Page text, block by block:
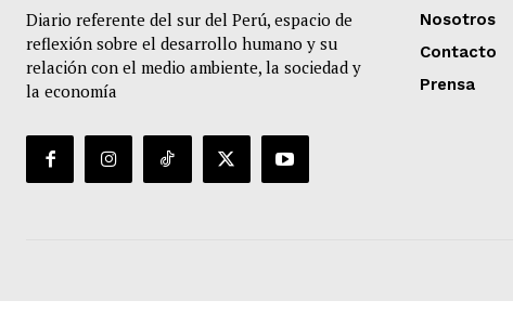
Diario referente del sur del Perú, espacio de
reflexión sobre el desarrollo humano y su
relación con el medio ambiente, la sociedad y
la economía
Nosotros
Contacto
Prensa